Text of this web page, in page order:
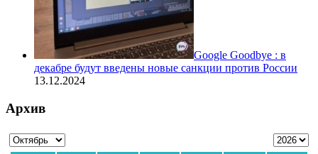
Google Goodbye : в
декабре будут введены новые санкции против России
13.12.2024
Архив